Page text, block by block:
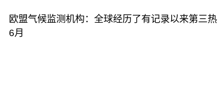
欧盟气候监测机构：全球经历了有记录以来第三热
6月